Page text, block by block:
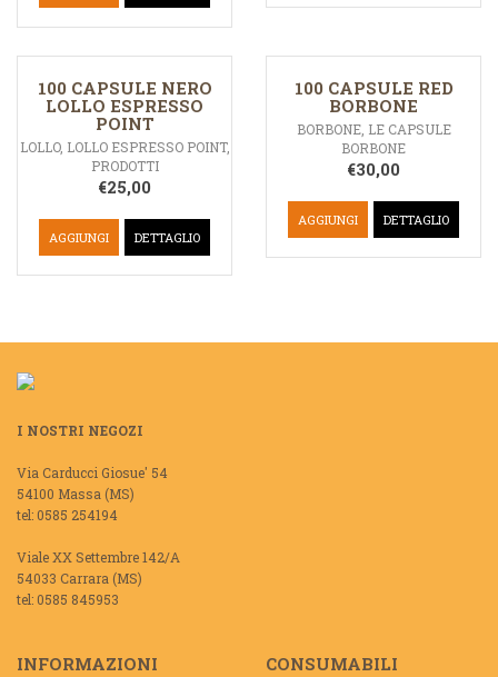
100 CAPSULE NERO
LOLLO ESPRESSO
POINT
LOLLO, LOLLO ESPRESSO POINT,
PRODOTTI
€25,00
AGGIUNGI DETTAGLIO
100 CAPSULE RED
BORBONE
BORBONE, LE CAPSULE
BORBONE
€30,00
AGGIUNGI DETTAGLIO
I NOSTRI NEGOZI
Via Carducci Giosue' 54
54100 Massa (MS)
tel: 0585 254194
Viale XX Settembre 142/A
54033 Carrara (MS)
tel: 0585 845953
INFORMAZIONI CONSUMABILI